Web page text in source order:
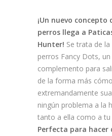
¡Un nuevo concepto
perros llega a
Hunter! Se trata de
perros Fancy Dots,
complemento para
de la forma más
extremandamente
ningún problema a la
tanto a ella como a tu
Perfecta para